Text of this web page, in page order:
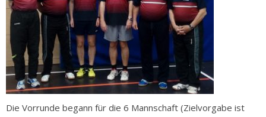
Die Vorrunde begann für die 6 Mannschaft (Zielvorgabe ist